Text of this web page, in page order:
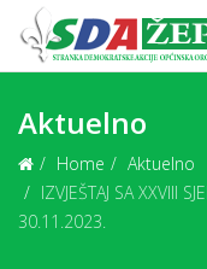
Aktuelno
Home
Aktuelno
IZVJEŠTAJ SA XXVIII
30.11.2023.